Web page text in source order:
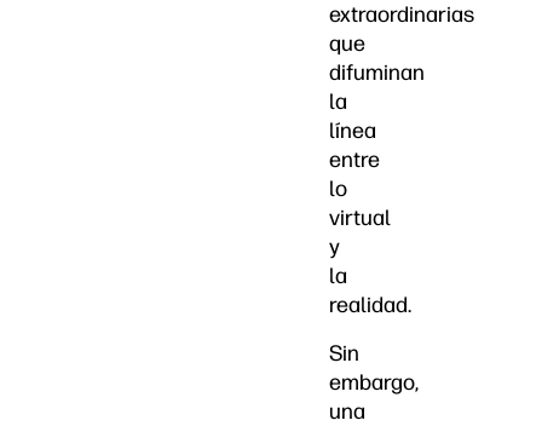
extraordinarias
que
difuminan
la
línea
entre
lo
virtual
y
la
realidad.
Sin
embargo,
una